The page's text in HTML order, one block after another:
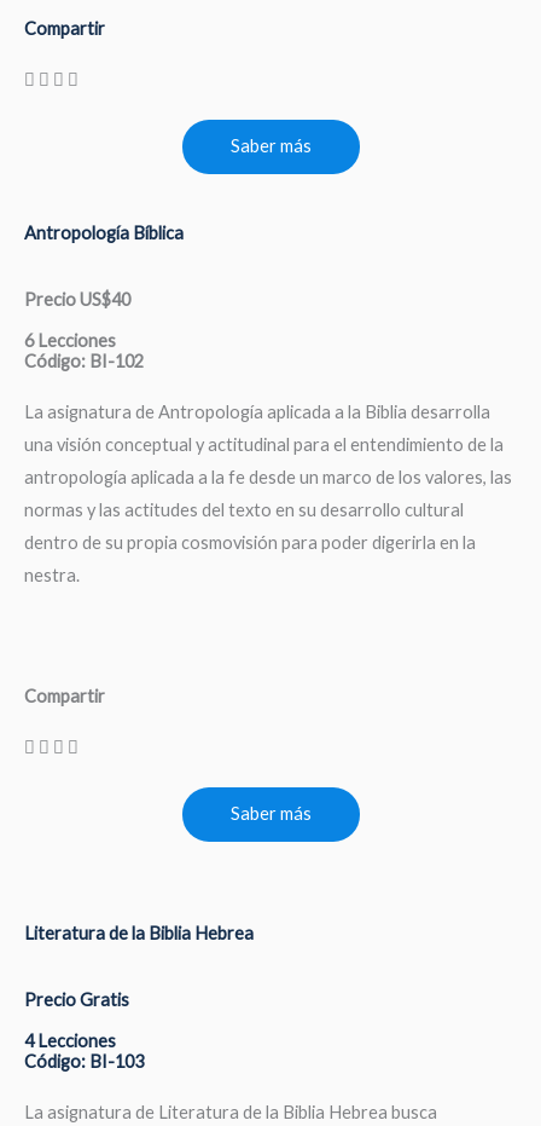
Compartir
Saber más
Antropología Bíblica
Precio US$40
6 Lecciones
Código: BI-102
La asignatura de Antropología aplicada a la Biblia desarrolla
una visión conceptual y actitudinal para el entendimiento de la
antropología aplicada a la fe desde un marco de los valores, las
normas y las actitudes del texto en su desarrollo cultural
dentro de su propia cosmovisión para poder digerirla en la
nestra.
Compartir
Saber más
Literatura de la Biblia Hebrea
Precio Gratis
4 Lecciones
Código: BI-103
La asignatura de Literatura de la Biblia Hebrea busca